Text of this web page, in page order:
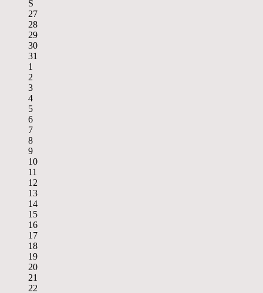
S
27
28
29
30
31
1
2
3
4
5
6
7
8
9
10
11
12
13
14
15
16
17
18
19
20
21
22